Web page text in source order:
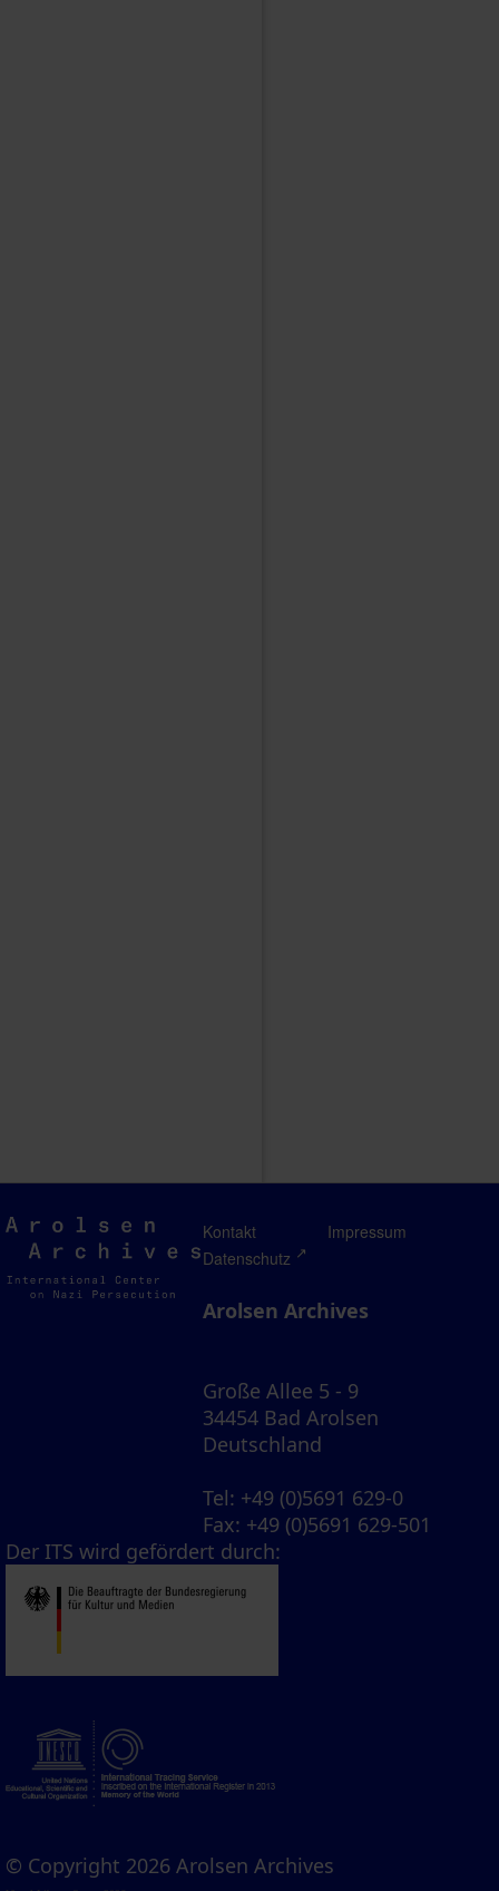
Arolsen
Archives
Kontakt
Impressum
Datenschutz
Arolsen Archives
Große Allee 5 - 9
34454 Bad Arolsen
Deutschland
Tel: +49 (0)5691 629-0
Fax: +49 (0)5691 629-501
Der ITS wird gefördert durch:
© Copyright 2026 Arolsen Archives